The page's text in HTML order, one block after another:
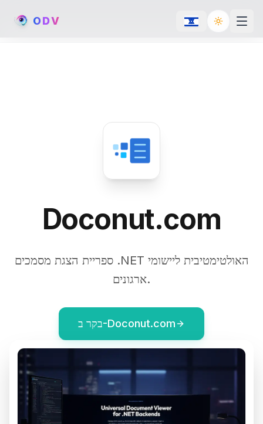
ODV Toggle
Doconut.com
ספריית הצגת מסמכים .NET האולטימטיבית ליישומי
ארגונים.
בקר ב-Doconut.com